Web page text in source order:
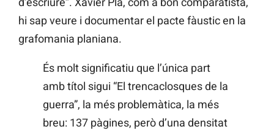
hi sap veure i documentar el pacte fàustic en la
grafomania planiana.
És molt significatiu que l’única part
amb títol sigui “El trencaclosques de la
guerra”, la més problemàtica, la més
breu: 137 pàgines, però d’una densitat